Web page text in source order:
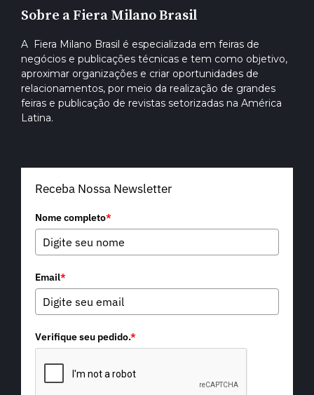
Sobre a Fiera Milano Brasil
A Fiera Milano Brasil é especializada em feiras de
negócios e publicações técnicas e tem como objetivo,
aproximar organizações e criar oportunidades de
relacionamentos, por meio da realização de grandes
feiras e publicação de revistas setorizadas na América
Latina.
Receba Nossa Newsletter
Nome completo*
Email*
Verifique seu pedido.*